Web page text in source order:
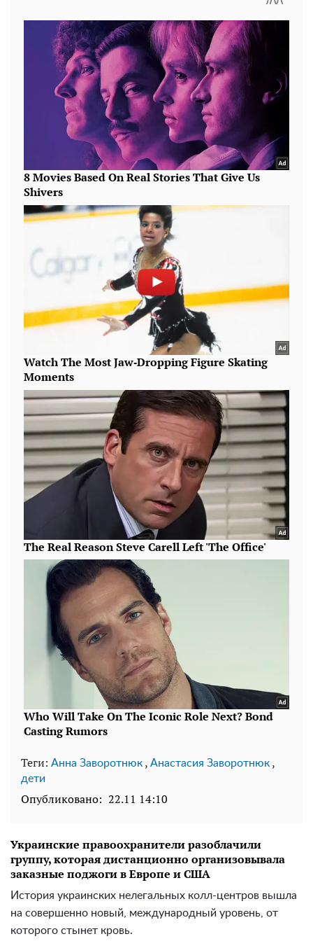
Теги: Анна Заворотнюк , Анастасия Заворотнюк ,
дети
Опубликовано: 22.11 14:10
Украинские правоохранители разоблачили
группу, которая дистанционно организовывала
заказные поджоги в Европе и США
История украинских нелегальных колл-центров вышла
на совершенно новый, международный уровень, от
которого стынет кровь.